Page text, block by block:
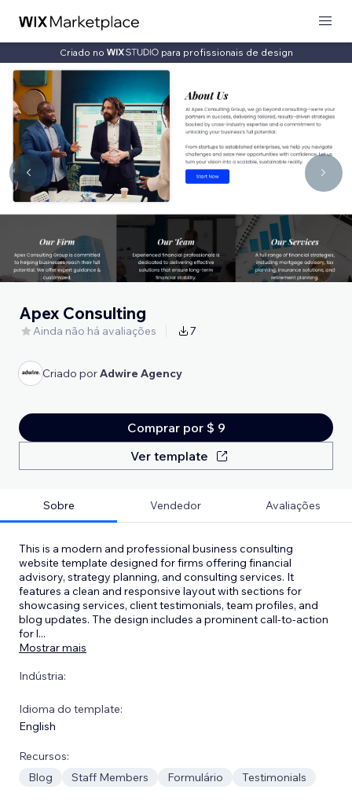
Criado no para profissionais de design
Apex Consulting
Ainda não há avaliações 7
Criado porAdwire Agency
Comprar por $ 9
Ver template
Sobre Vendedor Avaliações
This is a modern and professional business consulting
website template designed for firms offering financial
advisory, strategy planning, and consulting services. It
features a clean and responsive layout with sections for
showcasing services, client testimonials, team profiles, and
blog updates. The design includes a prominent call-to-action
for l...
Mostrar mais
Indústria:
Idioma do template:
English
Recursos:
Blog
Staff Members Formulário Testimonials